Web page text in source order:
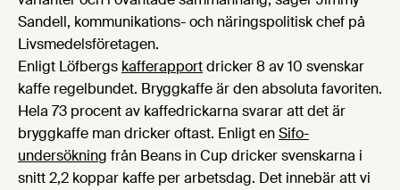
Sandell, kommunikations- och näringspolitisk chef på
Livsmedelsföretagen.
Enligt Löfbergs kafferapportdricker 8 av 10 svenskar
kaffe regelbundet. Bryggkaffe är den absoluta favoriten.
Hela 73 procent av kaffedrickarna svarar att det är
bryggkaffe man dricker oftast. Enligt enSifo-
undersökning från Beans in Cup dricker svenskarna i
snitt 2,2 koppar kaffe per arbetsdag. Det innebär att vi